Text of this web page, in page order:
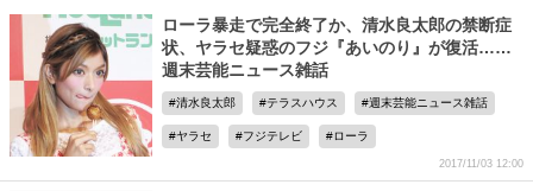
ローラ暴走で完全終了か、清水良太郎の禁断症
状、ヤラセ疑惑のフジ『あいのり』が復活……
週末芸能ニュース雑話
清水良太郎 テラスハウス 週末芸能ニュース雑話
ヤラセ フジテレビ ローラ
2017/11/03 12:00